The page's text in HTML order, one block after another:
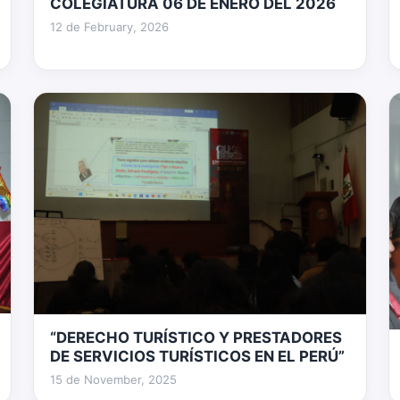
26 fotos
COLEGIATURA 06 DE ENERO DEL 2026
12 de February, 2026
4 fotos
“DERECHO TURÍSTICO Y PRESTADORES
DE SERVICIOS TURÍSTICOS EN EL PERÚ”
15 de November, 2025